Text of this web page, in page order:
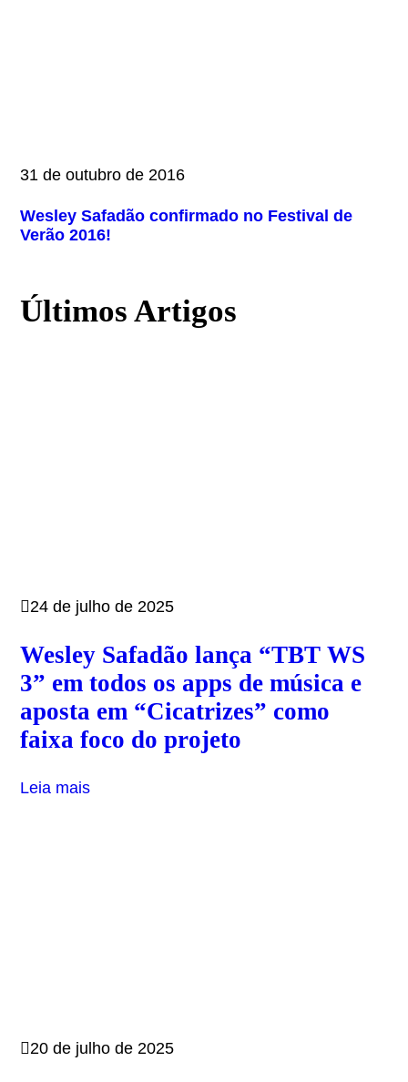
31 de outubro de 2016
Wesley Safadão confirmado no Festival de
Verão 2016!
Últimos Artigos
24 de julho de 2025
Wesley Safadão lança “TBT WS
3” em todos os apps de música e
aposta em “Cicatrizes” como
faixa foco do projeto
Leia mais
20 de julho de 2025